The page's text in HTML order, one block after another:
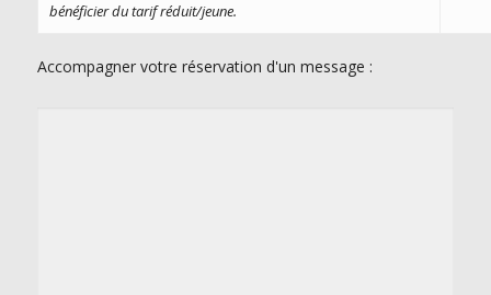
bénéficier du tarif réduit/jeune.
Accompagner votre réservation d'un message :